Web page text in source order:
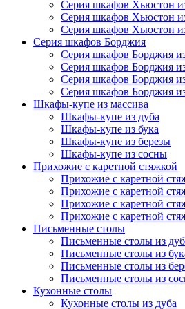
Серия шкафов Хьюстон
Серия шкафов Хьюстон
Серия шкафов Хьюстон
Серия шкафов Борджия
Серия шкафов Борджия
Серия шкафов Борджия
Серия шкафов Борджия
Серия шкафов Борджия
Шкафы-купе из массива
Шкафы-купе из дуба
Шкафы-купе из бука
Шкафы-купе из березы
Шкафы-купе из сосны
Прихожие с каретной стяжкой
Прихожие с каретной
Прихожие с каретной
Прихожие с каретной
Прихожие с каретной
Письменные столы
Письменные столы из
Письменные столы из
Письменные столы из
Письменные столы из
Кухонные столы
Кухонные столы из дуба